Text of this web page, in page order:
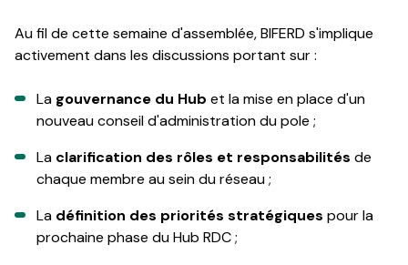
Au fil de cette semaine d'assemblée, BIFERD s'implique
activement dans les discussions portant sur :
La gouvernance du Hub et la mise en place d'un
nouveau conseil d'administration du pole ;
La clarification des rôles et responsabilités de
chaque membre au sein du réseau ;
La définition des priorités stratégiques pour la
prochaine phase du Hub RDC ;